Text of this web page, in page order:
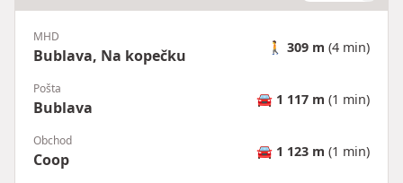
MHD
Bublava, Na kopečku 🚶 309 m (4 min)
Pošta
Bublava 🚘 1 117 m (1 min)
Obchod
Coop 🚘 1 123 m (1 min)